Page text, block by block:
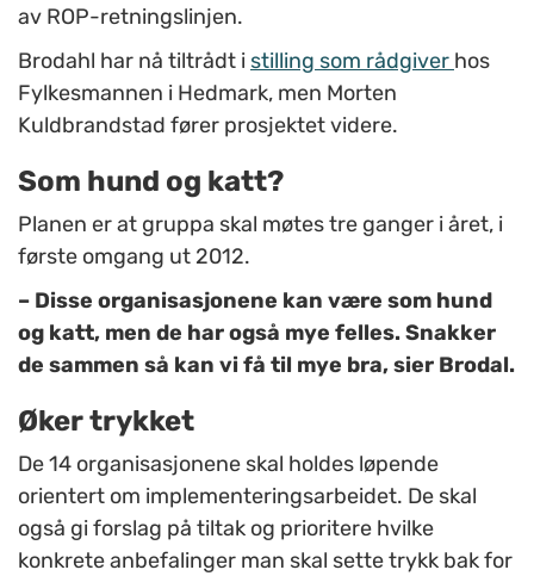
av ROP-retningslinjen.
Brodahl har nå tiltrådt i stilling som rådgiver hos
Fylkesmannen i Hedmark, men Morten
Kuldbrandstad fører prosjektet videre.
Som hund og katt?
Planen er at gruppa skal møtes tre ganger i året, i
første omgang ut 2012.
– Disse organisasjonene kan være som hund
og katt, men de har også mye felles. Snakker
de sammen så kan vi få til mye bra, sier Brodal.
Øker trykket
De 14 organisasjonene skal holdes løpende
orientert om implementeringsarbeidet. De skal
også gi forslag på tiltak og prioritere hvilke
konkrete anbefalinger man skal sette trykk bak for